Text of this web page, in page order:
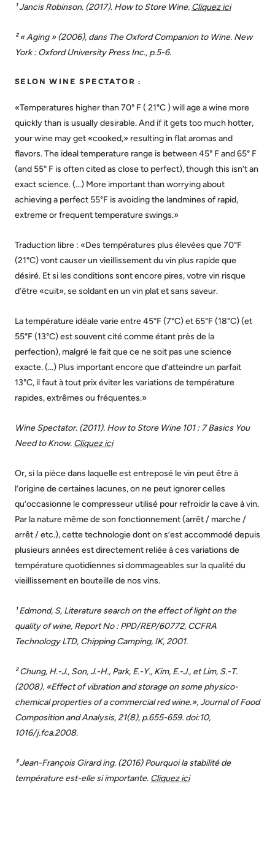
¹ Jancis Robinson. (2017). How to Store Wine. Cliquez ici
² « Aging » (2006), dans The Oxford Companion to Wine. New
York : Oxford University Press Inc., p.5-6.
SELON WINE SPECTATOR :
«Temperatures higher than 70° F ( 21°C ) will age a wine more
quickly than is usually desirable. And if it gets too much hotter,
your wine may get «cooked,» resulting in flat aromas and
flavors. The ideal temperature range is between 45° F and 65° F
(and 55° F is often cited as close to perfect), though this isn’t an
exact science. (…) More important than worrying about
achieving a perfect 55°F is avoiding the landmines of rapid,
extreme or frequent temperature swings.»
Traduction libre : «Des températures plus élevées que 70°F
(21°C) vont causer un vieillissement du vin plus rapide que
désiré. Et si les conditions sont encore pires, votre vin risque
d’être «cuit», se soldant en un vin plat et sans saveur.
La température idéale varie entre 45°F (7°C) et 65°F (18°C) (et
55°F (13°C) est souvent cité comme étant près de la
perfection), malgré le fait que ce ne soit pas une science
exacte. (…) Plus important encore que d’atteindre un parfait
13°C, il faut à tout prix éviter les variations de température
rapides, extrêmes ou fréquentes.»
Wine Spectator. (2011). How to Store Wine 101 : 7 Basics You
Need to Know. Cliquez ici
Or, si la pièce dans laquelle est entreposé le vin peut être à
l’origine de certaines lacunes, on ne peut ignorer celles
qu’occasionne le compresseur utilisé pour refroidir la cave à vin.
Par la nature même de son fonctionnement (arrêt / marche /
arrêt / etc.), cette technologie dont on s’est accommodé depuis
plusieurs années est directement reliée à ces variations de
température quotidiennes si dommageables sur la qualité du
vieillissement en bouteille de nos vins.
¹ Edmond, S, Literature search on the effect of light on the
quality of wine, Report No : PPD/REP/60772, CCFRA
Technology LTD, Chipping Camping, IK, 2001.
² Chung, H.-J., Son, J.-H., Park, E.-Y., Kim, E.-J., et Lim, S.-T.
(2008). «Effect of vibration and storage on some physico-
chemical properties of a commercial red wine.», Journal of Food
Composition and Analysis, 21(8), p.655-659. doi:10,
1016/j.fca.2008.
³ Jean-François Girard ing. (2016) Pourquoi la stabilité de
température est-elle si importante. Cliquez ici